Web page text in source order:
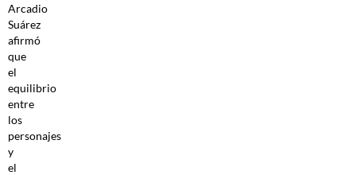
Arcadio
Suárez
afirmó
que
el
equilibrio
entre
los
personajes
y
el